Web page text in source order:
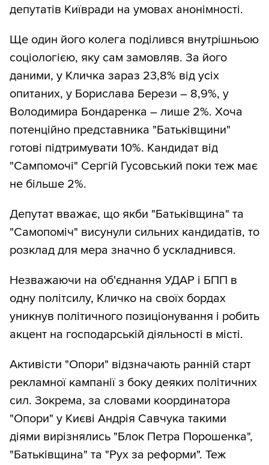
депутатів Київради на умовах анонімності.
Ще один його колега поділився внутрішньою
соціологією, яку сам замовляв. За його
даними, у Кличка зараз 23,8% від усіх
опитаних, у Борислава Берези – 8,9%, у
Володимира Бондаренка – лише 2%. Хоча
потенційно представника "Батьківщини"
готові підтримувати 10%. Кандидат від
"Сампомочі" Сергій Гусовський поки теж має
не більше 2%.
Депутат вважає, що якби "Батьківщина" та
"Самопоміч" висунули сильних кандидатів, то
розклад для мера значно б ускладнився.
Незважаючи на об'єднання УДАР і БПП в
одну політсилу, Кличко на своїх бордах
уникнув політичного позиціонування і робить
акцент на господарській діяльності в місті.
Активісти "Опори" відзначають ранній старт
рекламної кампанії з боку деяких політичних
сил. Зокрема, за словами координатора
"Опори" у Києві Андрія Савчука такими
діями вирізнялись "Блок Петра Порошенка",
"Батьківщина" та "Рух за реформи". Теж